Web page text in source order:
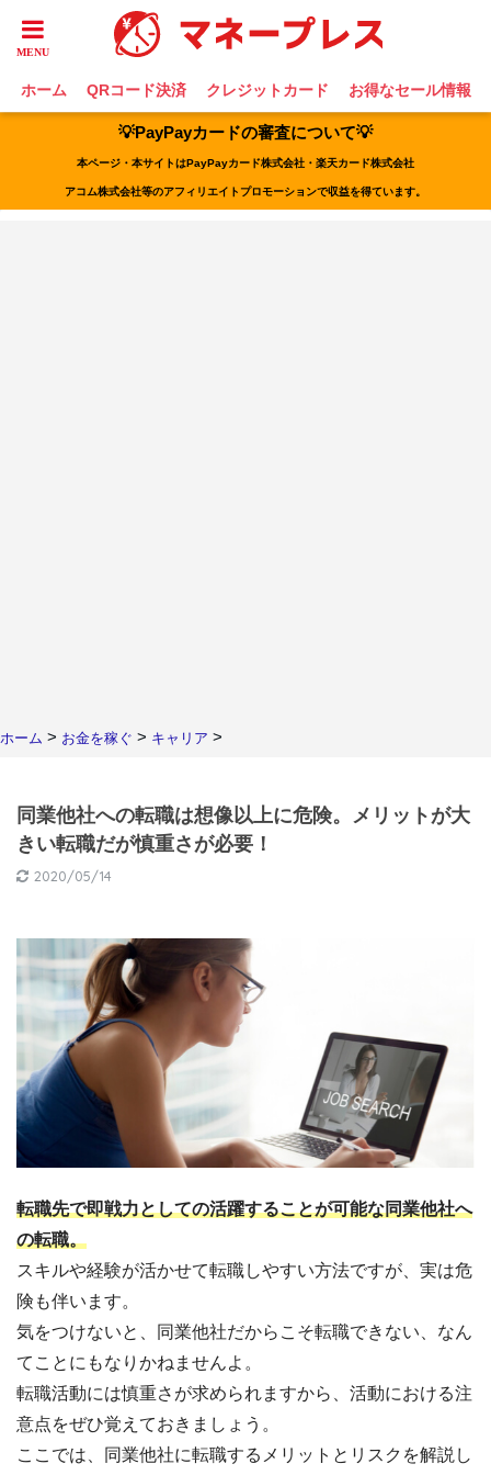
ホーム QRコード決済 クレジットカード お得なセール情報
💡PayPayカードの審査について💡
本ページ・本サイトはPayPayカード株式会社・楽天カード株式会社
アコム株式会社等のアフィリエイトプロモーションで収益を得ています。
ホーム > お金を稼ぐ > キャリア >
同業他社への転職は想像以上に危険。メリットが大
きい転職だが慎重さが必要！
2020/05/14
転職先で即戦力としての活躍することが可能な同業他社へ
の転職。
スキルや経験が活かせて転職しやすい方法ですが、実は危
険も伴います。
気をつけないと、同業他社だからこそ転職できない、なん
てことにもなりかねませんよ。
転職活動には慎重さが求められますから、活動における注
意点をぜひ覚えておきましょう。
ここでは、同業他社に転職するメリットとリスクを解説し